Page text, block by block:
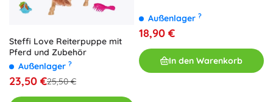
Steffi Love Reiterpuppe mit
Pferd und Zubehör
Außenlager ?
23,50 €25,50 €
Außenlager ?
18,90 €
In den Warenkorb